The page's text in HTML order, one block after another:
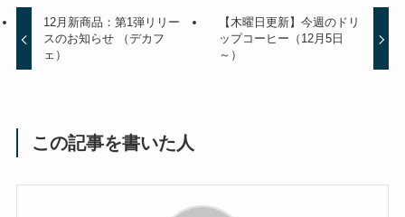
12月新商品：第1弾リリー
スのお知らせ （デカフ
ェ）
【木曜日更新】今週のドリ
ップコーヒー（12月5日
～）
この記事を書いた人